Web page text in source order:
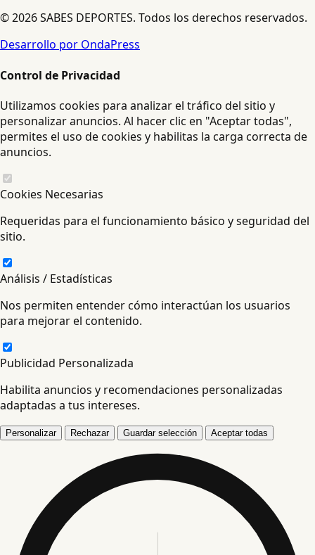
© 2026 SABES DEPORTES. Todos los derechos reservados.
Desarrollo por OndaPress
Control de Privacidad
Utilizamos cookies para analizar el tráfico del sitio y
personalizar anuncios. Al hacer clic en "Aceptar todas",
permites el uso de cookies y habilitas la carga correcta de
anuncios.
Cookies Necesarias
Requeridas para el funcionamiento básico y seguridad del
sitio.
Análisis / Estadísticas
Nos permiten entender cómo interactúan los usuarios
para mejorar el contenido.
Publicidad Personalizada
Habilita anuncios y recomendaciones personalizadas
adaptadas a tus intereses.
Personalizar Rechazar Guardar selección Aceptar todas